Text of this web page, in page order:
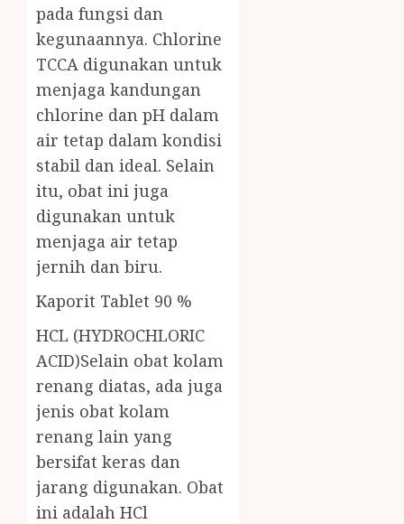
pada fungsi dan
kegunaannya. Chlorine
TCCA digunakan untuk
menjaga kandungan
chlorine dan pH dalam
air tetap dalam kondisi
stabil dan ideal. Selain
itu, obat ini juga
digunakan untuk
menjaga air tetap
jernih dan biru.
Kaporit Tablet 90 %
HCL (HYDROCHLORIC
ACID)Selain obat kolam
renang diatas, ada juga
jenis obat kolam
renang lain yang
bersifat keras dan
jarang digunakan. Obat
ini adalah HCl